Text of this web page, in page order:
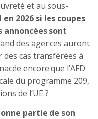
et au sous-
en 2026 si les coupes
sont
des agences auront
cas transférées à
encore que l’AFD
du programme 209,
de l’UE ?
partie de son